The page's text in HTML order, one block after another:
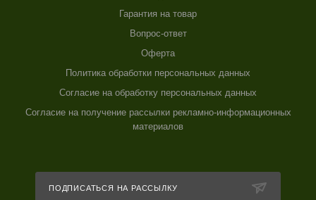
Гарантия на товар
Вопрос-ответ
Оферта
Политика обработки персональных данных
Согласие на обработку персональных данных
Согласие на получение рассылки рекламно-информационных
материалов
ПОДПИСАТЬСЯ НА РАССЫЛКУ